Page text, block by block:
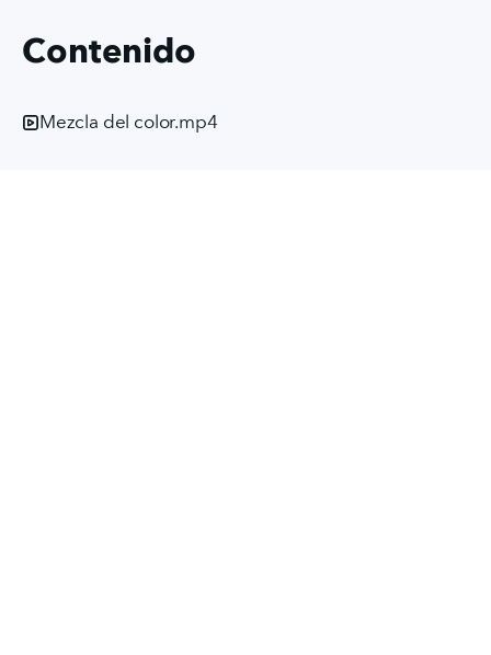
Contenido
Mezcla del color.mp4